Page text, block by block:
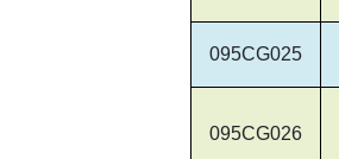
095CG025
095CG026